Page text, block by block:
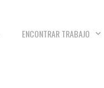
ENCONTRAR TRABAJO